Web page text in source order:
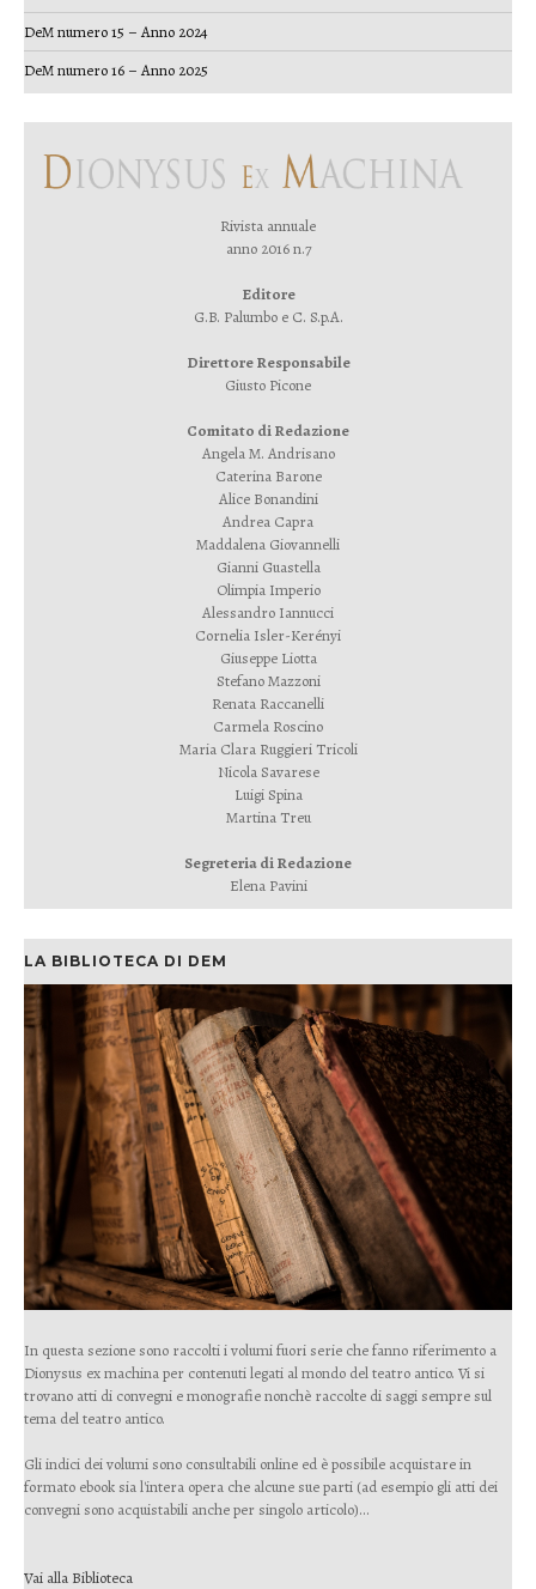
DeM numero 15 – Anno 2024
DeM numero 16 – Anno 2025
Rivista annuale
anno 2016 n.7
Editore
G.B. Palumbo e C. S.p.A.
Direttore Responsabile
Giusto Picone
Comitato di Redazione
Angela M. Andrisano
Caterina Barone
Alice Bonandini
Andrea Capra
Maddalena Giovannelli
Gianni Guastella
Olimpia Imperio
Alessandro Iannucci
Cornelia Isler-Kerényi
Giuseppe Liotta
Stefano Mazzoni
Renata Raccanelli
Carmela Roscino
Maria Clara Ruggieri Tricoli
Nicola Savarese
Luigi Spina
Martina Treu
Segreteria di Redazione
Elena Pavini
LA BIBLIOTECA DI DEM
In questa sezione sono raccolti i volumi fuori serie che fanno riferimento a
Dionysus ex machina per contenuti legati al mondo del teatro antico. Vi si
trovano atti di convegni e monografie nonchè raccolte di saggi sempre sul
tema del teatro antico.
Gli indici dei volumi sono consultabili online ed è possibile acquistare in
formato ebook sia l'intera opera che alcune sue parti (ad esempio gli atti dei
convegni sono acquistabili anche per singolo articolo)...
Vai alla Biblioteca